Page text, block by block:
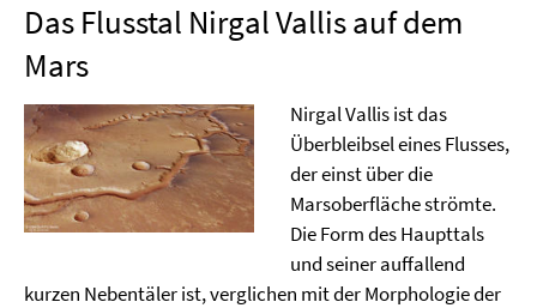
Das Flusstal Nirgal Vallis auf dem
Mars
Nirgal Vallis ist das
Überbleibsel eines Flusses,
der einst über die
Marsoberfläche strömte.
Die Form des Haupttals
und seiner auffallend
kurzen Nebentäler ist, verglichen mit der Morphologie der